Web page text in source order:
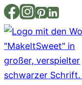
Zum
Inhalt
springen